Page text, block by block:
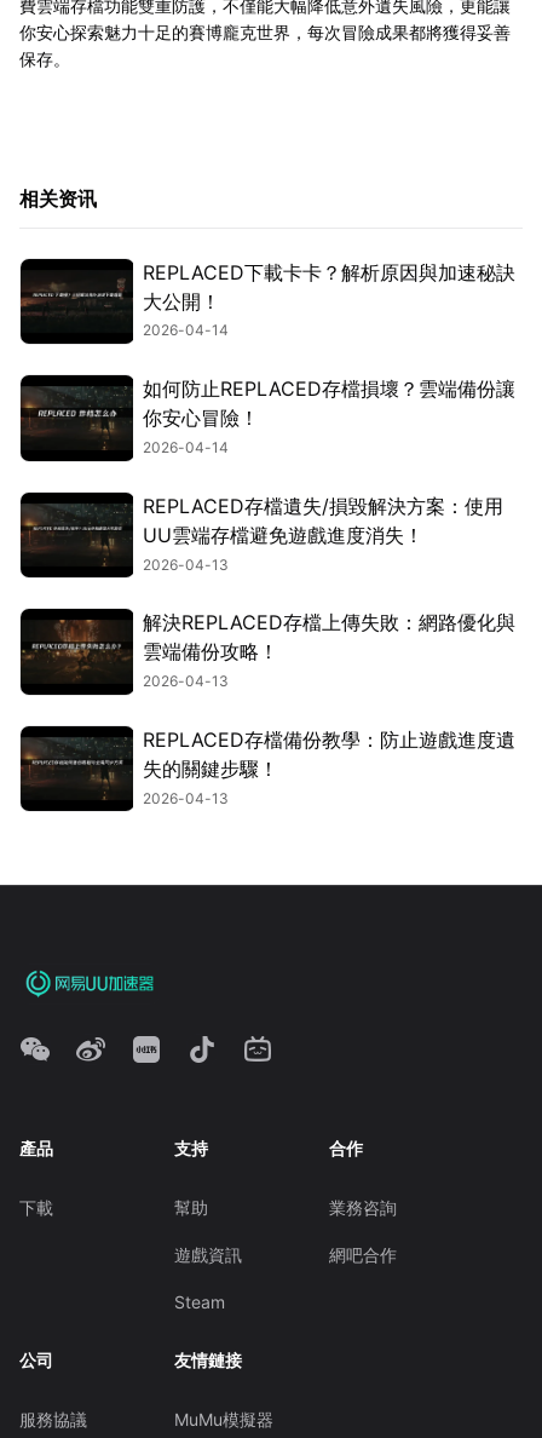
費雲端存檔功能雙重防護，不僅能大幅降低意外遺失風險，更能讓
你安心探索魅力十足的賽博龐克世界，每次冒險成果都將獲得妥善
保存。
相关资讯
REPLACED下載卡卡？解析原因與加速秘訣
大公開！
2026-04-14
如何防止REPLACED存檔損壞？雲端備份讓
你安心冒險！
2026-04-14
REPLACED存檔遺失/損毀解決方案：使用
UU雲端存檔避免遊戲進度消失！
2026-04-13
解決REPLACED存檔上傳失敗：網路優化與
雲端備份攻略！
2026-04-13
REPLACED存檔備份教學：防止遊戲進度遺
失的關鍵步驟！
2026-04-13
產品
下載
支持
幫助
遊戲資訊
Steam
合作
業務咨詢
網吧合作
公司
服務協議
友情鏈接
MuMu模擬器